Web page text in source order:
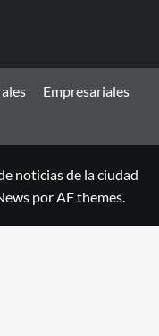
Empresariales
noticias de la ciudad
por AF themes.